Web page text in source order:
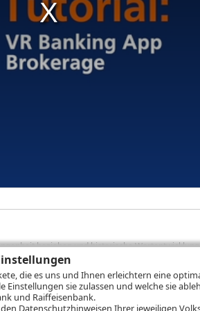
die es uns und Ihnen erleichtern eine
Einstellungen sie zulassen und welche sie
und Raiffeisenbank.
Datenschutzhinweisen Ihrer jeweiligen
beziehen und historische
stets um Bruttowertangaben. Bei
in der Regel anfallen, nicht berücksichtigt.
den einzelnen Wertpapierseiten Ihre individuell
und etwaigen Depotgebühren ergibt,
fallen.